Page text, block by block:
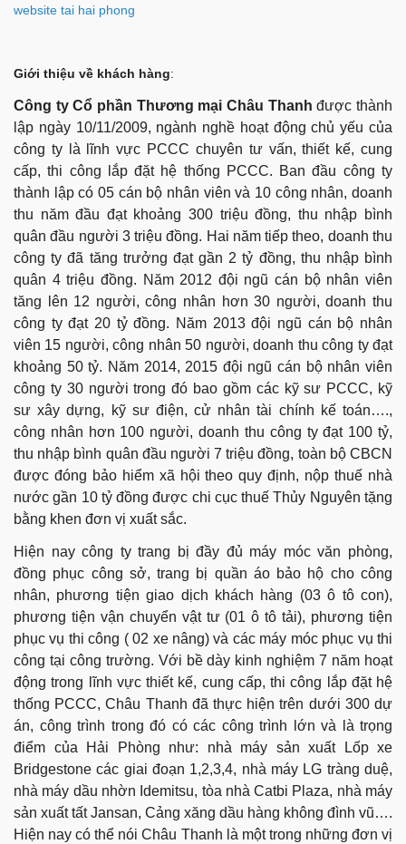
website tai hai phong
Giới thiệu về khách hàng:
Công ty Cổ phần Thương mại Châu Thanh được thành
lập ngày 10/11/2009, ngành nghề hoạt động chủ yếu của
công ty là lĩnh vực PCCC chuyên tư vấn, thiết kế, cung
cấp, thi công lắp đặt hệ thống PCCC. Ban đầu công ty
thành lập có 05 cán bộ nhân viên và 10 công nhân, doanh
thu năm đầu đạt khoảng 300 triệu đồng, thu nhập bình
quân đầu người 3 triệu đồng. Hai năm tiếp theo, doanh thu
công ty đã tăng trưởng đạt gần 2 tỷ đồng, thu nhập bình
quân 4 triệu đồng. Năm 2012 đội ngũ cán bộ nhân viên
tăng lên 12 người, công nhân hơn 30 người, doanh thu
công ty đạt 20 tỷ đồng. Năm 2013 đội ngũ cán bộ nhân
viên 15 người, công nhân 50 người, doanh thu công ty đạt
khoảng 50 tỷ. Năm 2014, 2015 đội ngũ cán bộ nhân viên
công ty 30 người trong đó bao gồm các kỹ sư PCCC, kỹ
sư xây dựng, kỹ sư điện, cử nhân tài chính kế toán….,
công nhân hơn 100 người, doanh thu công ty đạt 100 tỷ,
thu nhập bình quân đầu người 7 triệu đồng, toàn bộ CBCN
được đóng bảo hiểm xã hội theo quy định, nộp thuế nhà
nước gần 10 tỷ đồng được chi cục thuế Thủy Nguyên tặng
bằng khen đơn vị xuất sắc.
Hiện nay công ty trang bị đầy đủ máy móc văn phòng,
đồng phục công sở, trang bị quần áo bảo hộ cho công
nhân, phương tiện giao dịch khách hàng (03 ô tô con),
phương tiện vận chuyển vật tư (01 ô tô tải), phương tiện
phục vụ thi công ( 02 xe nâng) và các máy móc phục vụ thi
công tại công trường. Với bề dày kinh nghiệm 7 năm hoạt
động trong lĩnh vực thiết kế, cung cấp, thi công lắp đặt hệ
thống PCCC, Châu Thanh đã thực hiện trên dưới 300 dự
án, công trình trong đó có các công trình lớn và là trọng
điểm của Hải Phòng như: nhà máy sản xuất Lốp xe
Bridgestone các giai đoạn 1,2,3,4, nhà máy LG tràng duệ,
nhà máy dầu nhờn Idemitsu, tòa nhà Catbi Plaza, nhà máy
sản xuất tất Jansan, Cảng xăng dầu hàng không đình vũ….
Hiện nay có thể nói Châu Thanh là một trong những đơn vị